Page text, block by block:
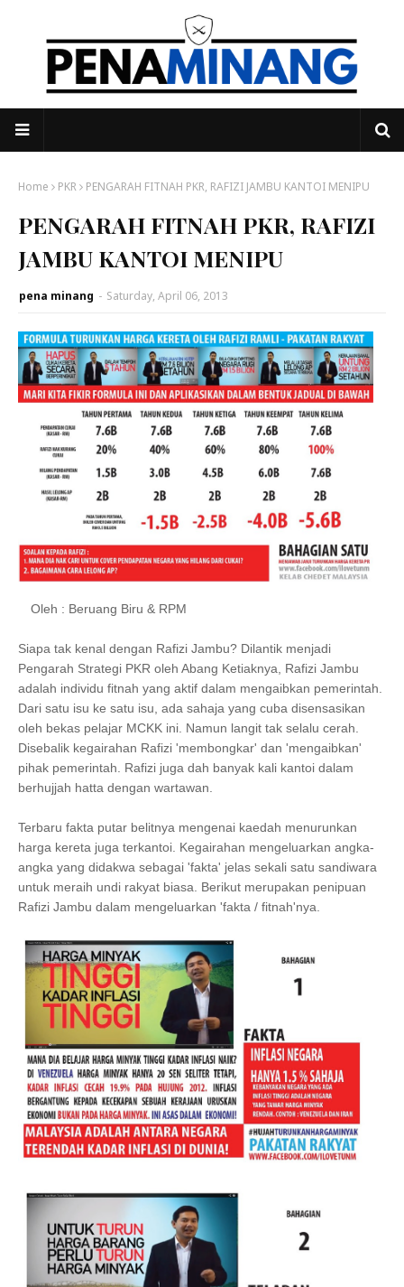
Home PKR PENGARAH FITNAH PKR, RAFIZI JAMBU KANTOI MENIPU
PENGARAH FITNAH PKR, RAFIZI
JAMBU KANTOI MENIPU
pena minang - Saturday, April 06, 2013
Oleh : Beruang Biru & RPM
Siapa tak kenal dengan Rafizi Jambu? Dilantik menjadi
Pengarah Strategi PKR oleh Abang Ketiaknya, Rafizi Jambu
adalah individu fitnah yang aktif dalam mengaibkan pemerintah.
Dari satu isu ke satu isu, ada sahaja yang cuba disensasikan
oleh bekas pelajar MCKK ini. Namun langit tak selalu cerah.
Disebalik kegairahan Rafizi 'membongkar' dan 'mengaibkan'
pihak pemerintah. Rafizi juga dah banyak kali kantoi dalam
berhujjah hatta dengan wartawan.
Terbaru fakta putar belitnya mengenai kaedah menurunkan
harga kereta juga terkantoi. Kegairahan mengeluarkan angka-
angka yang didakwa sebagai 'fakta' jelas sekali satu sandiwara
untuk meraih undi rakyat biasa. Berikut merupakan penipuan
Rafizi Jambu dalam mengeluarkan 'fakta / fitnah'nya.